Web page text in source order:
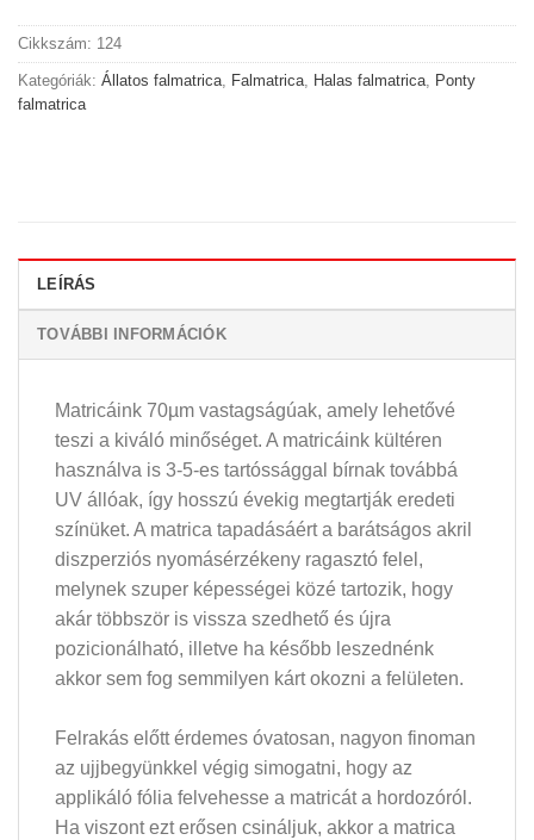
Cikkszám: 124
Kategóriák: Állatos falmatrica, Falmatrica, Halas falmatrica, Ponty
falmatrica
LEÍRÁS
TOVÁBBI INFORMÁCIÓK
Matricáink 70µm vastagságúak, amely lehetővé
teszi a kiváló minőséget. A matricáink kültéren
használva is 3-5-es tartóssággal bírnak továbbá
UV állóak, így hosszú évekig megtartják eredeti
színüket. A matrica tapadásáért a barátságos akril
diszperziós nyomásérzékeny ragasztó felel,
melynek szuper képességei közé tartozik, hogy
akár többször is vissza szedhető és újra
pozicionálható, illetve ha később leszednénk
akkor sem fog semmilyen kárt okozni a felületen.
Felrakás előtt érdemes óvatosan, nagyon finoman
az ujjbegyünkkel végig simogatni, hogy az
applikáló fólia felvehesse a matricát a hordozóról.
Ha viszont ezt erősen csináljuk, akkor a matrica